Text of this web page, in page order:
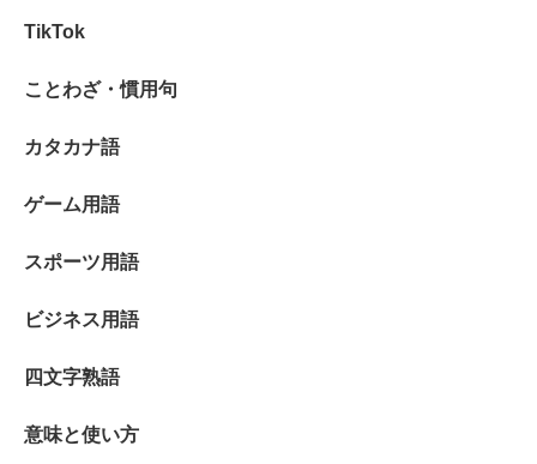
TikTok
ことわざ・慣用句
カタカナ語
ゲーム用語
スポーツ用語
ビジネス用語
四文字熟語
意味と使い方